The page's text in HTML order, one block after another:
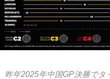
昨年2025年中国GP決勝でタ